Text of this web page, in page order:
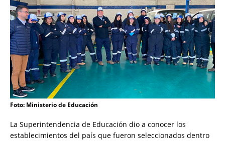
Foto: Ministerio de Educación
La Superintendencia de Educación dio a conocer los
establecimientos del país que fueron seleccionados dentro